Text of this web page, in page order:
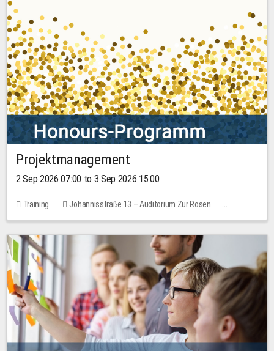
Projektmanagement
2 Sep 2026 07:00 to 3 Sep 2026 15:00
Training
Johannisstraße 13 – Auditorium Zur Rosen
1 place